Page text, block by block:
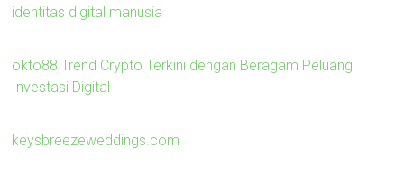
identitas digital manusia
okto88 Trend Crypto Terkini dengan Beragam Peluang
Investasi Digital
keysbreezeweddings.com